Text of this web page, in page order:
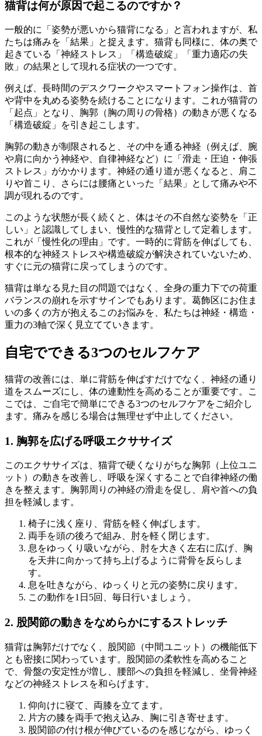
猫背は何が原因で起こるのですか？
一般的に「姿勢が悪いから猫背になる」と言われますが、私
たちは痛みを「結果」と捉えます。猫背も同様に、体の奥で
起きている「神経ストレス」「構造破綻」「重力適応の失
敗」の結果として現れる症状の一つです。
例えば、長時間のデスクワークやスマートフォン操作は、首
や背中を丸める姿勢を続けることになります。これが猫背の
「起点」となり、胸郭（胸の周りの骨格）の動きが悪くなる
「構造破綻」を引き起こします。
胸郭の動きが制限されると、その中を通る神経（例えば、腕
や肩に向かう神経や、自律神経など）に「滑走・圧迫・伸張
ストレス」がかかります。神経の通り道が悪くなると、肩こ
りや首こり、さらには腰痛といった「結果」として痛みや不
調が現れるのです。
このような状態が長く続くと、体はその不自然な姿勢を「正
しい」と認識してしまい、慢性的な猫背として定着します。
これが「慢性化の理由」です。一時的に背筋を伸ばしても、
根本的な神経ストレスや構造破綻が解決されていないため、
すぐに元の猫背に戻ってしまうのです。
猫背は単なる見た目の問題ではなく、全身の重力下での荷重
バランスの崩れを示すサインでもあります。葛飾区にお住ま
いの多くの方が抱えるこのお悩みを、私たちは神経・構造・
重力の3軸で深く見立てていきます。
自宅でできる3つのセルフケア
猫背の改善には、単に背筋を伸ばすだけでなく、神経の通り
道をスムーズにし、体の連動性を高めることが重要です。こ
こでは、ご自宅で簡単にできる3つのセルフケアをご紹介し
ます。痛みを感じる場合は無理せず中止してください。
1. 胸郭を広げる呼吸エクササイズ
このエクササイズは、猫背で硬くなりがちな胸郭（上位ユニ
ット）の動きを改善し、呼吸を深くすることで自律神経の働
きを整えます。胸郭周りの神経の滑走を促し、肩や首への負
担を軽減します。
椅子に浅く座り、背筋を軽く伸ばします。
両手を頭の後ろで組み、肘を軽く閉じます。
息をゆっくり吸いながら、肘を大きく左右に広げ、胸
を天井に向かって持ち上げるように背骨を反らしま
す。
息を吐きながら、ゆっくりと元の姿勢に戻ります。
この動作を1日5回、毎日行いましょう。
2. 股関節の動きをなめらかにするストレッチ
猫背は胸郭だけでなく、股関節（中間ユニット）の機能低下
とも密接に関わっています。股関節の柔軟性を高めること
で、骨盤の安定性が増し、腰部への負担を軽減し、坐骨神経
などの神経ストレスを和らげます。
仰向けに寝て、両膝を立てます。
片方の膝を両手で抱え込み、胸に引き寄せます。
股関節の付け根が伸びているのを感じながら、ゆっく